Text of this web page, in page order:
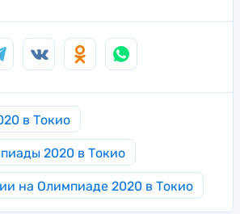
в Токио
2020 в Токио
на Олимпиаде 2020 в Токио